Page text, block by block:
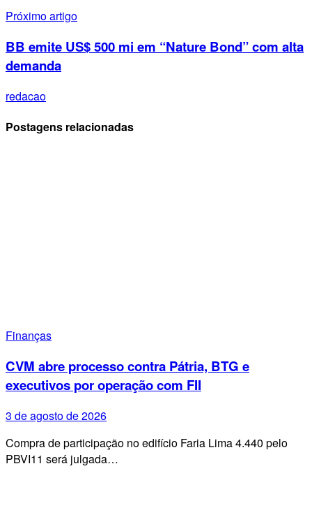
Próximo artigo
BB emite US$ 500 mi em “Nature Bond” com alta
demanda
redacao
Postagens relacionadas
Finanças
CVM abre processo contra Pátria, BTG e
executivos por operação com FII
3 de agosto de 2026
Compra de participação no edifício Faria Lima 4.440 pelo
PBVI11 será julgada…